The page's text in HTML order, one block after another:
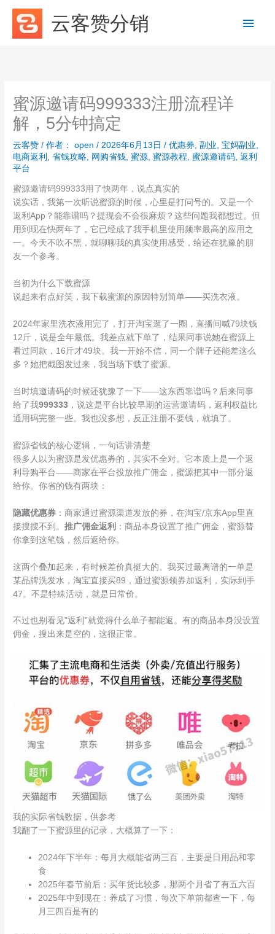
容
云客赞分销
主
菜
蜜源邀请码999333注册流程详
解，5分钟搞定
云客赞 / 作者： open/ 2026年6月13日/优惠券 ,副业 ,宝妈副业
电商返利
,省钱攻略 网购省钱 ,蜜源 ,蜜源教程 ,蜜源邀请码 ,返利
平台
蜜源邀请码999333用了快两年，说点真实的
说实话，我第一次听说蜜源的时候，心里是打问号的。又是一个
返利App？能靠谱吗？提现会不会很麻烦？这些问题我都想过。但
用到现在快两年了，它已经成了我手机里使用频率最高的应用之
一。今天不吹不黑，就聊聊我的真实使用感受，给还在犹豫的朋
友一个参考。
当初为什么下载蜜源
说起来有点好笑，我下载蜜源的原因特别简单——买洗衣液。
2024年家里洗衣液用完了，打开淘宝逛了一圈，直播间喊79块钱
12斤，说是全年最低。我差点就下单了，结果同事说她在蜜源上
看过同款，16斤才49块。我一开始不信，同一个牌子还能差这么
多？她把截图发过来，我当场下载了蜜源。
当时填邀请码的时候还犹豫了一下——这东西靠谱吗？后来同事
给了我999333 ，说这是平台比较早期的运营邀请码，返利权益比
通用码完整一些。我也没多想，反正注册不要钱，就填了。
蜜源省钱的核心逻辑，一句话讲清楚
很多人以为蜜源是发优惠券的，其实不全对。它本质上是一个返
利导购平台——商家在平台投放推广佣金，蜜源把其中一部分返
给你。你省的钱有两块：
隐藏优惠券 ：商家通过蜜源渠道发放的券，在淘宝/京东App里直
接搜搜不到。推广佣金返利 ：商品本身设置了推广佣金，蜜源替
你拿到这笔钱，然后返给你。
这两个叠加起来，有时候差价真挺大的。我买过最离谱的一单是
某品牌洗发水，淘宝直接买89，通过蜜源领券加返利，实际到手
47。不是特殊活动，就是日常价。
不过也别看见”返利”就觉得什么单子都能返。有的商品本身没设置
佣金，搜出来是空的，这很正常。
我的实际省钱数据，供参考
我翻了一下蜜源里的记录，大概算了一下：
2024年下半年：每月大概能省两三百，主要是日用品和零
食
2025年春节前后：买年货比较多，那两个月省了有五六百
2025年中到现在：养成了习惯，每次下单前都查一下，每
月三四百是有的